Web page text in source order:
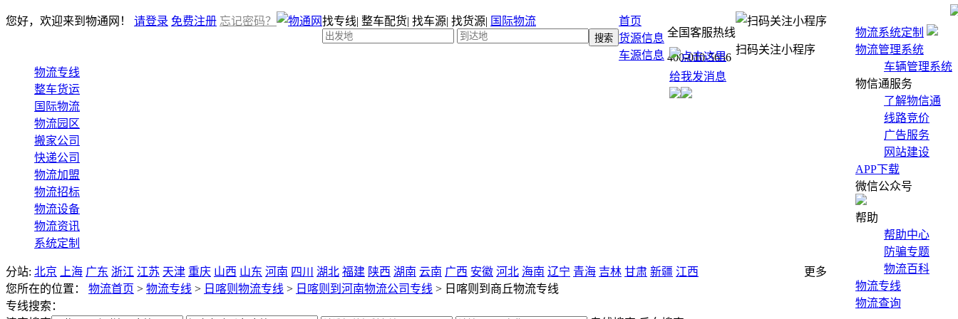
您好，欢迎来到物通网！ 请登录 免费注册 忘记密码？
物流系统定制
物流管理系统
车辆管理系统
物信通服务
了解物信通
线路竞价
广告服务
网站建设
APP下载
微信公众号
帮助
帮助中心
防骗专题
物流百科
物流专线
物流查询
找专线| 整车配货| 找车源| 找货源| 国际物流
全国客服热线
400-010-5656
扫码关注小程序
首页
货源信息
车源信息
物流专线
整车货运
国际物流
物流园区
搬家公司
快递公司
物流加盟
物流招标
物流设备
物流资讯
系统定制
分站: 北京 上海 广东 浙江 江苏 天津 重庆 山西 山东 河南 四川 湖北 福建 陕西 湖南 云南 广西 安徽 河北 海南 辽宁 青海 吉林 甘肃 新疆 江西
更多
您所在的位置：
物流首页 > 物流专线 > 日喀则物流专线 > 日喀则到河南物流公司专线 > 日喀则到商丘物流专线
专线搜索：